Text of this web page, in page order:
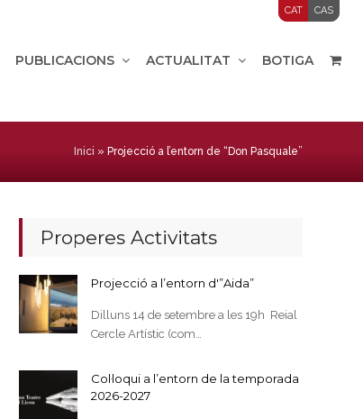
CAT CAS
PUBLICACIONS ACTUALITAT BOTIGA
Inici » Projecció a l’entorn de “Don Pasquale”
Properes Activitats
Projecció a l’entorn d'”Aida”
Dilluns 14 de setembre a les 19h Reial
Cercle Artístic (com…
Col·loqui a l’entorn de la temporada
2026-2027